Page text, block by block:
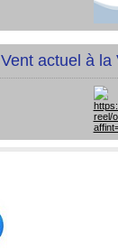
Vent actuel à la